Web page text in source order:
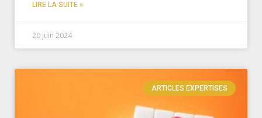
LIRE LA SUITE »
20 juin 2024
ARTICLES EXPERTISES